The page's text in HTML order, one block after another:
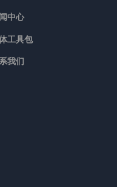
中心
工具包
我们